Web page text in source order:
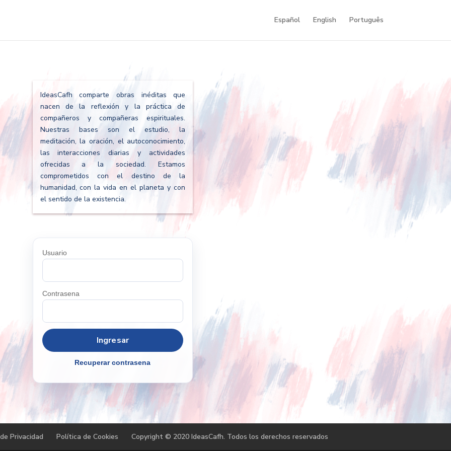
Español English Português
IdeasCafh comparte obras inéditas que
nacen de la reflexión y la práctica de
compañeros y compañeras espirituales.
Nuestras bases son el estudio, la
meditación, la oración, el autoconocimiento,
las interacciones diarias y actividades
ofrecidas a la sociedad. Estamos
comprometidos con el destino de la
humanidad, con la vida en el planeta y con
el sentido de la existencia.
Usuario
Contrasena
Recuperar contrasena
Privacidad Política de Cookies Copyright © 2020 IdeasCafh. Todos los derechos reservados